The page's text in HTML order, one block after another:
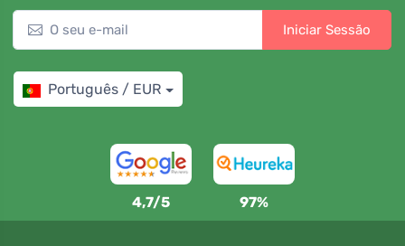
Iniciar Sessão
Português / EUR
4,7/5 97%